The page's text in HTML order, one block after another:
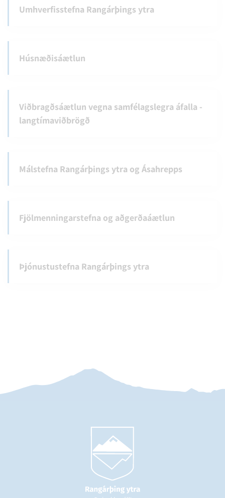
Umhverfisstefna Rangárþings ytra
Húsnæðisáætlun
Viðbragðsáætlun vegna samfélagslegra áfalla -
langtímaviðbrögð
Málstefna Rangárþings ytra og Ásahrepps
Fjölmenningarstefna og aðgerðaáætlun
Þjónustustefna Rangárþings ytra